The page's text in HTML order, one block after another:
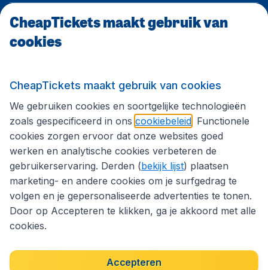
CheapTickets.be
Volg CheapTickets.be
Privacybeleid
CheapTickets maakt gebruik van
cookies
CheapTickets maakt gebruik van cookies
We gebruiken cookies en soortgelijke technologieën
zoals gespecificeerd in ons cookiebeleid . Functionele
cookies zorgen ervoor dat onze websites goed
werken en analytische cookies verbeteren de
gebruikerservaring. Derden (bekijk lijst) plaatsen
marketing- en andere cookies om je surfgedrag te
volgen en je gepersonaliseerde advertenties te tonen.
Door op Accepteren te klikken, ga je akkoord met alle
cookies.
Accepteren